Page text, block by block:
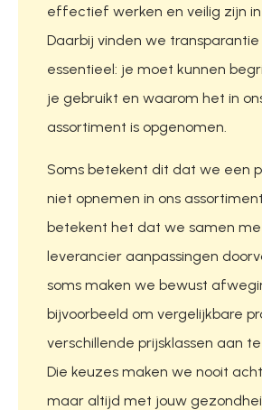
effectief werken en veilig zijn in
Daarbij vinden we transparantie
essentieel: je moet kunnen
je gebruikt en waarom het in
assortiment is opgenomen.
Soms betekent dit dat we een
niet opnemen in ons
betekent het dat we samen
leverancier aanpassingen
soms maken we bewust
bijvoorbeeld om vergelijkbare
verschillende prijsklassen aan
Die keuzes maken we nooit
maar altijd met jouw